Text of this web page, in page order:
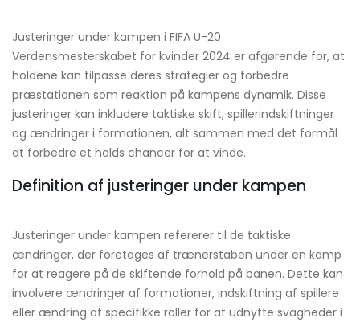
Justeringer under kampen i FIFA U-20
Verdensmesterskabet for kvinder 2024 er afgørende for, at
holdene kan tilpasse deres strategier og forbedre
præstationen som reaktion på kampens dynamik. Disse
justeringer kan inkludere taktiske skift, spillerindskiftninger
og ændringer i formationen, alt sammen med det formål
at forbedre et holds chancer for at vinde.
Definition af justeringer under kampen
Justeringer under kampen refererer til de taktiske
ændringer, der foretages af trænerstaben under en kamp
for at reagere på de skiftende forhold på banen. Dette kan
involvere ændringer af formationer, indskiftning af spillere
eller ændring af specifikke roller for at udnytte svagheder i